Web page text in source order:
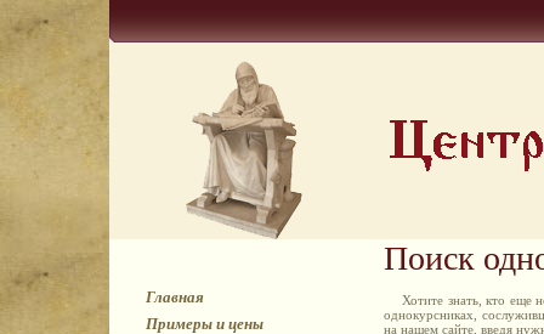
Главная
Примеры и цены
Поиск
Хотите знать, кто еще
однокурсниках,
на нашем сайте, введя